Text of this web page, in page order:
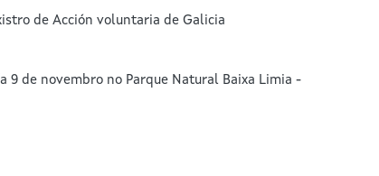
de Acción voluntaria de Galicia
de novembro no Parque Natural Baixa Limia -